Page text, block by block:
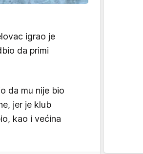
igrao je
da primi
da mu nije bio
jer je klub
kao i većina